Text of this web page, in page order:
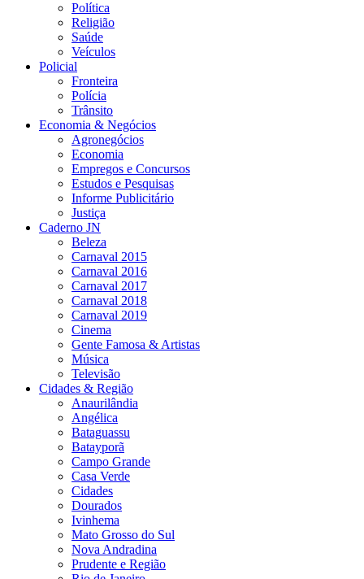
Política
Religião
Saúde
Veículos
Policial
Fronteira
Polícia
Trânsito
Economia & Negócios
Agronegócios
Economia
Empregos e Concursos
Estudos e Pesquisas
Informe Publicitário
Justiça
Caderno JN
Beleza
Carnaval 2015
Carnaval 2016
Carnaval 2017
Carnaval 2018
Carnaval 2019
Cinema
Gente Famosa & Artistas
Música
Televisão
Cidades & Região
Anaurilândia
Angélica
Bataguassu
Batayporã
Campo Grande
Casa Verde
Cidades
Dourados
Ivinhema
Mato Grosso do Sul
Nova Andradina
Prudente e Região